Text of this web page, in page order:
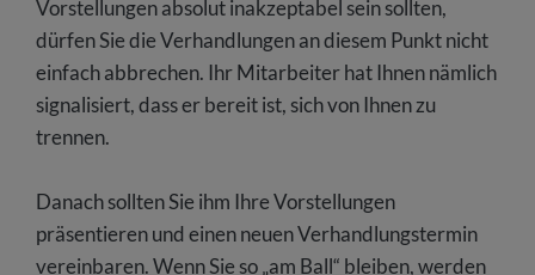
Vorstellungen absolut inakzeptabel sein sollten,
dürfen Sie die Verhandlungen an diesem Punkt nicht
einfach abbrechen. Ihr Mitarbeiter hat Ihnen nämlich
signalisiert, dass er bereit ist, sich von Ihnen zu
trennen.
Danach sollten Sie ihm Ihre Vorstellungen
präsentieren und einen neuen Verhandlungstermin
vereinbaren. Wenn Sie so „am Ball“ bleiben, werden